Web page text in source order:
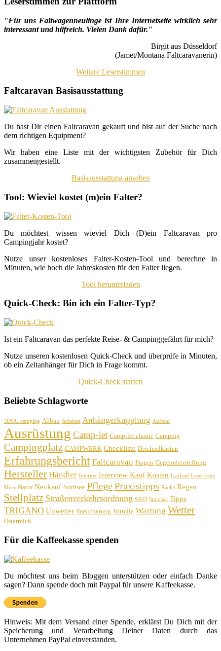
"Für uns Faltwagenneulinge ist Ihre Internetseite wirklich sehr
interessant und hilfreich. Vielen Dank dafür."
Birgit aus Düsseldorf
(Jamet/Montana Faltcaravanerin)
Weitere Leserstimmen
Faltcaravan Basisausstattung
Du hast Dir einen Faltcaravan gekauft und bist auf der Suche nach
dem richtigen Equipment?
Wir haben eine Liste mit der wichtigsten Zubehör für Dich
zusammengestellt.
Basisausstattung ansehen
Tool: Wieviel kostet (m)ein Falter?
Du möchtest wissen wieviel Dich (D)ein Faltcaravan pro
Campingjahr kostet?
Nutze unser kostenloses Falter-Kosten-Tool und berechne in
Minuten, wie hoch die Jahreskosten für den Falter liegen.
Tool herunterladen
Quick-Check: Bin ich ein Falter-Typ?
Ist ein Faltcaravan das perfekte Reise- & Campinggefährt für mich?
Nutze unseren kostenlosen Quick-Check und überprüfe in Minuten,
ob ein Zeltanhänger für Dich in Frage kommt.
Quick-Check starten
Beliebte Schlagworte
3DOG camping Abbau Achslast Anhängerkupplung Aufbau
Ausrüstung Camp-let Camp-let classic Camping
Campingplatz CAMPWERK Checkliste Deichselkasten
Erfahrungsbericht Faltcaravan Fragen Gegenüberstellung
Hersteller Händler Internet Interview Kauf Kosten Laufrad Leserfrage
Meer Natur Neukauf Nordsee PflegePraxistipps Raclet Regen
Stellplatz Straßenverkehrsordnung StVO Stützlast Tipps
TRIGANO Unwetter Versicherung Vorteile Wartung Wetter
Österreich
Für die Kaffeekasse spenden
Du möchtest uns beim Bloggen unterstützen oder einfach Danke
sagen? Dann spende doch mit Paypal für unsere Kaffeekasse.
Hinweis: Mit dem Versand einer Spende, erklärst Du Dich mit der
Speicherung und Verarbeitung Deiner Daten durch das
Unternehmen PayPal einverstanden.